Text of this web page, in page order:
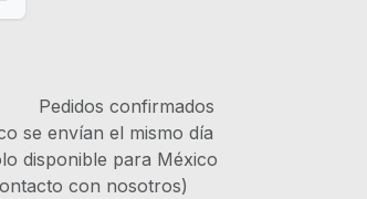
confirmados
se envían el mismo día
disponible para México
con nosotros)